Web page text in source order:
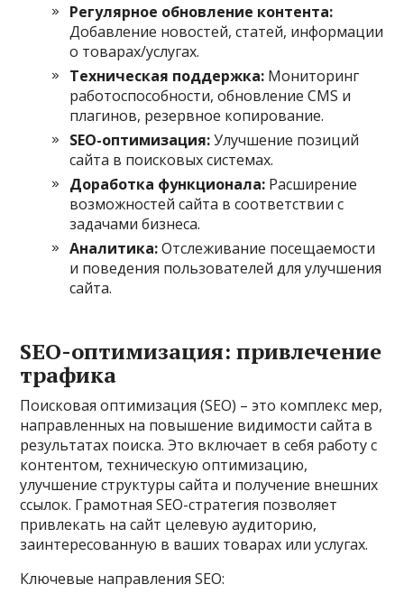
Регулярное обновление контента:
Добавление новостей, статей, информации
о товарах/услугах.
Техническая поддержка: Мониторинг
работоспособности, обновление CMS и
плагинов, резервное копирование.
SEO-оптимизация:Улучшение позиций
сайта в поисковых системах.
Доработка функционала: Расширение
возможностей сайта в соответствии с
задачами бизнеса.
Аналитика:Отслеживание посещаемости
и поведения пользователей для улучшения
сайта.
SEO-оптимизация: привлечение
трафика
Поисковая оптимизация (SEO) – это комплекс мер,
направленных на повышение видимости сайта в
результатах поиска. Это включает в себя работу с
контентом, техническую оптимизацию,
улучшение структуры сайта и получение внешних
ссылок. Грамотная SEO-стратегия позволяет
привлекать на сайт целевую аудиторию,
заинтересованную в ваших товарах или услугах.
Ключевые направления SEO: